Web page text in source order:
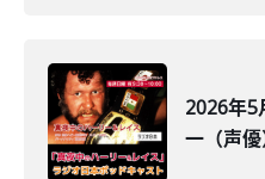
2026年5
一（声優